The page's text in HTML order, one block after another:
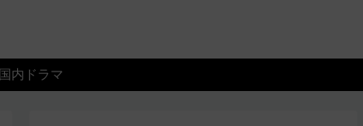
国内ドラマ